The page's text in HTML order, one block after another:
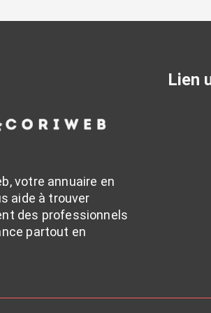
votre annuaire en
aide à trouver
des professionnels
partout en
Lien